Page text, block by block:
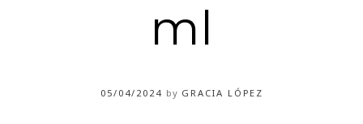
ml
05/04/2024 by GRACIA LÓPEZ